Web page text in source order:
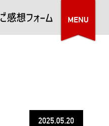
ご感想フォーム
2025.05.20